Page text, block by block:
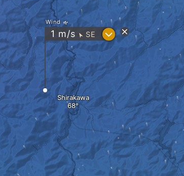
Shirakawa
Wind
1 m/s " SE ?